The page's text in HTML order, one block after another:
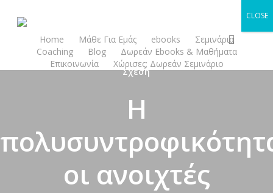
Home Μάθε Για Εμάς ebooks
Σεμινάρια
Coaching
Blog
Δωρεάν Ebooks & Μαθήματα
Επικοινωνία
Χώρισες; Δωρεάν Σεμινάριο
Σχέση
Η
οι ανοιχτές
CLOSE